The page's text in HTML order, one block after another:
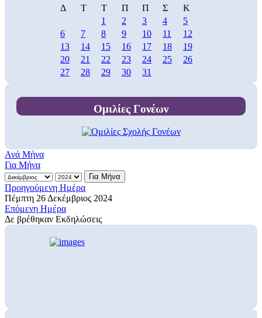
Δ
Τ Τ Π Π Σ
Κ
1
2 3 4
5
6
7 8 9 10 11
12
13
14 15 16 17 18
19
20
21 22 23 24 25
26
27
28 29 30 31
Ομιλίες Γονέων
Ανά Μήνα
Για Μήνα
Για Μήνα
Προηγούμενη Ημέρα
Πέμπτη 26 Δεκέμβριος 2024
Επόμενη Ημέρα
Δε βρέθηκαν Εκδηλώσεις